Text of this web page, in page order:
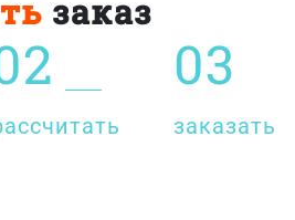
заказ
03
заказать